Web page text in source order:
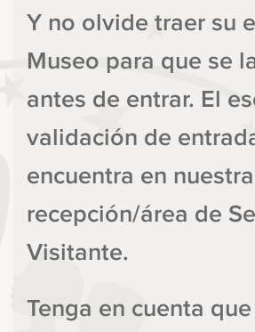
Y no olvide traer su
Museo para que se
antes de entrar. El
validación de
encuentra en nuestra
recepción/área de
Visitante.
Tenga en cuenta